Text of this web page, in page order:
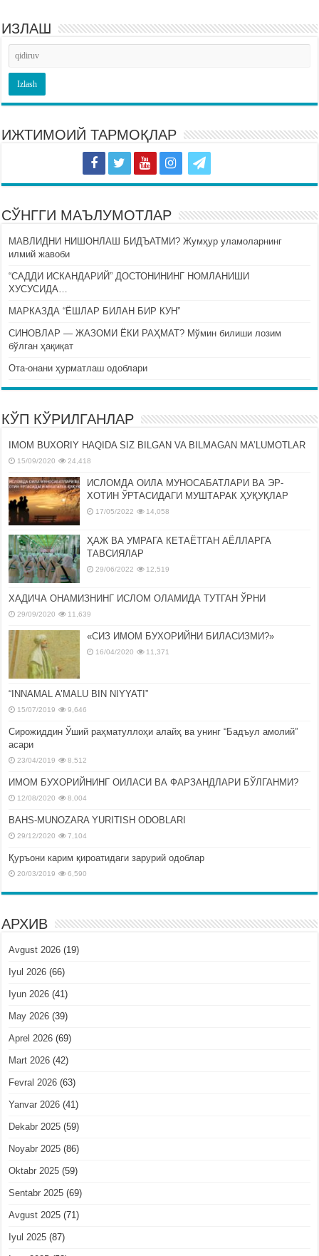
ИЗЛАШ
ИЖТИМОИЙ ТАРМОҚЛАР
СЎНГГИ МАЪЛУМОТЛАР
МАВЛИДНИ НИШОНЛАШ БИДЪАТМИ? Жумҳур уламоларнинг
илмий жавоби
“САДДИ ИСКАНДАРИЙ” ДОСТОНИНИНГ НОМЛАНИШИ
ХУСУСИДА…
МАРКАЗДА “ЁШЛАР БИЛАН БИР КУН”
СИНОВЛАР — ЖАЗОМИ ЁКИ РАҲМАТ? Мўмин билиши лозим
бўлган ҳақиқат
Ота-онани ҳурматлаш одоблари
КЎП КЎРИЛГАНЛАР
IMOM BUXORIY HAQIDA SIZ BILGAN VA BILMAGAN MA’LUMOTLAR
15/09/2020 24,418
ИСЛОМДА ОИЛА МУНОСАБАТЛАРИ ВА ЭР-
ХОТИН ЎРТАСИДАГИ МУШТАРАК ҲУҚУҚЛАР
17/05/2022 14,058
ҲАЖ ВА УМРАГА КЕТАЁТГАН АЁЛЛАРГА
ТАВСИЯЛАР
29/06/2022 12,519
ХАДИЧА ОНАМИЗНИНГ ИСЛОМ ОЛАМИДА ТУТГАН ЎРНИ
29/09/2020 11,639
«СИЗ ИМОМ БУХОРИЙНИ БИЛАСИЗМИ?»
16/04/2020 11,371
“INNAMAL A’MALU BIN NIYYATI”
15/07/2019 9,646
Сирожиддин Ўший раҳматуллоҳи алайҳ ва унинг “Бадъул амолий”
асари
23/04/2019 8,512
ИМОМ БУХОРИЙНИНГ ОИЛАСИ ВА ФАРЗАНДЛАРИ БЎЛГАНМИ?
12/08/2020 8,004
BAHS-MUNOZARA YURITISH ODOBLARI
29/12/2020 7,104
Қуръони карим қироатидаги зарурий одоблар
20/03/2019 6,590
АРХИВ
Avgust 2026 (19)
Iyul 2026 (66)
Iyun 2026 (41)
May 2026 (39)
Aprel 2026 (69)
Mart 2026 (42)
Fevral 2026 (63)
Yanvar 2026 (41)
Dekabr 2025 (59)
Noyabr 2025 (86)
Oktabr 2025 (59)
Sentabr 2025 (69)
Avgust 2025 (71)
Iyul 2025 (87)